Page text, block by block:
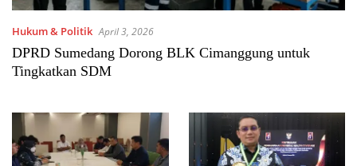
Hukum & Politik April 3, 2026
DPRD Sumedang Dorong BLK Cimanggung untuk
Tingkatkan SDM